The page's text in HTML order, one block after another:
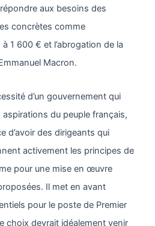
aux besoins des
concrètes comme
1 600 € et l’abrogation de la
Macron.
d’un gouvernement qui
du peuple français,
d’avoir des dirigeants qui
activement les principes de
pour une mise en œuvre
Il met en avant
pour le poste de Premier
choix devrait idéalement venir